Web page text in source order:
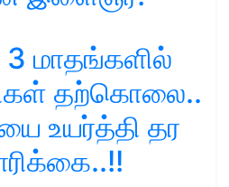
3 மாதங்களில்
தற்கொலை..
உயர்த்தி தர